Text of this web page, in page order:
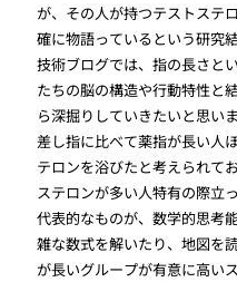
が、その人が持つテストステ
確に物語っているという研究
技術ブログでは、指の長さと
たちの脳の構造や行動特性と
ら深掘りしていきたいと思い
差し指に比べて薬指が長い人
テロンを浴びたと考えられて
ステロンが多い人特有の際立
代表的なものが、数学的思考
雑な数式を解いたり、地図を
が長いグループが有意に高い